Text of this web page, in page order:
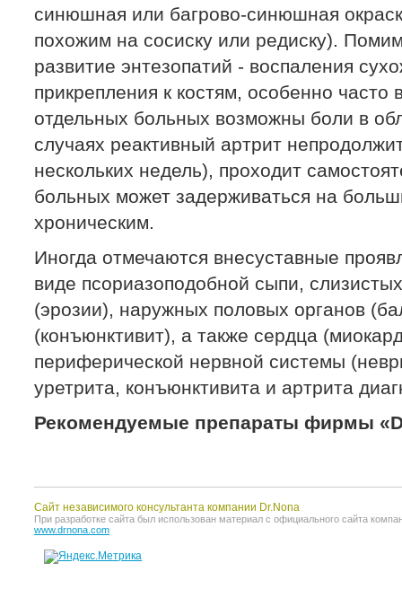
синюшная или багрово-синюшная
похожим на сосиску или редиску).
развитие энтезопатий - воспаления
прикрепления к костям, особенно часто
отдельных больных возможны боли в
случаях реактивный артрит
нескольких недель), проходит
больных может задерживаться на
хроническим.
Иногда отмечаются внесуставные
виде псориазоподобной сыпи,
(эрозии), наружных половых органов
(конъюнктивит), а также сердца
периферической нервной системы
уретрита, конъюнктивита и артрита
Рекомендуемые препараты фирмы
Сайт независимого консультанта компании Dr.Nona
При разработке сайта был использован материал с официального сайта
www.drnona.com